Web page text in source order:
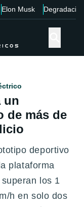
Elon Musk Degradación
un
de más de
deportivo
plataforma
los 1
h en solo dos